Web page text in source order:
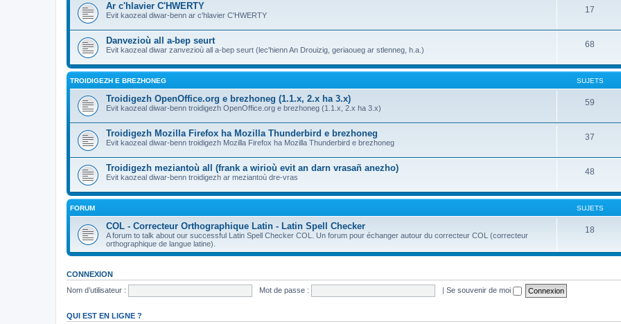
Ar c'hlavier C'HWERTY
Evit kaozeal diwar-benn ar c'hlavier C'HWERTY
17
Danvezioù all a-bep seurt
Evit kaozeal diwar zanvezioù all a-bep seurt (lec'hienn An Drouizig, geriaoueg ar stlenneg, h.a.)
68
TROIDIGEZH E BREZHONEG SUJETS
Troidigezh OpenOffice.org e brezhoneg (1.1.x, 2.x ha 3.x)
Evit kaozeal diwar-benn troidigezh OpenOffice.org e brezhoneg (1.1.x, 2.x ha 3.x)
59
Troidigezh Mozilla Firefox ha Mozilla Thunderbird e brezhoneg
Evit kaozeal diwar-benn troidigezh Mozilla Firefox ha Mozilla Thunderbird e brezhoneg
37
Troidigezh meziantoù all (frank a wirioù evit an darn vrasañ anezho)
Evit kaozeal diwar-benn troidigezh ar meziantoù dre-vras
48
FORUM SUJETS
COL - Correcteur Orthographique Latin - Latin Spell Checker
A forum to talk about our successful Latin Spell Checker COL. Un forum pour échanger autour du correcteur COL (correcteur
orthographique de langue latine).
18
CONNEXION
Nom d’utilisateur :
Mot de passe : | Se souvenir de moi
QUI EST EN LIGNE ?